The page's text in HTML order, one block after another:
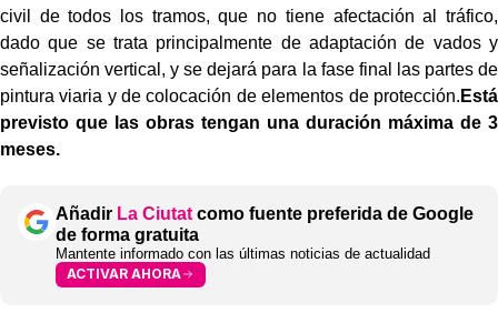
civil de todos los tramos, que no tiene afectación al tráfico,
dado que se trata principalmente de adaptación de vados y
señalización vertical, y se dejará para la fase final las partes de
pintura viaria y de colocación de elementos de protección. Está
previsto que las obras tengan una duración máxima de 3
meses.
Añadir La Ciutat como fuente preferida de Google
de forma gratuita
Mantente informado con las últimas noticias de actualidad
ACTIVAR AHORA